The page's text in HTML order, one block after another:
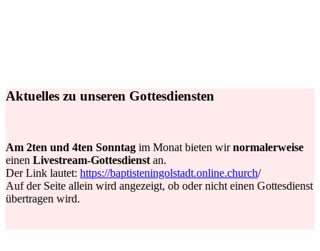
Aktuelles zu unseren Gottesdiensten
Am 2ten und 4ten Sonntag im Monat bieten wirnormalerweise
einen Livestream-Gottesdienst an.
Der Link lautet: https://baptisteningolstadt.online.church/
Auf der Seite allein wird angezeigt, ob oder nicht einen Gottesdienst
übertragen wird.